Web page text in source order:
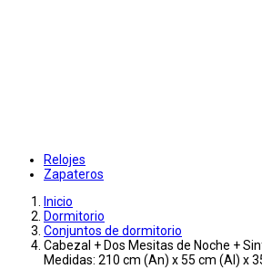
Relojes
Zapateros
Inicio
Dormitorio
Conjuntos de dormitorio
Cabezal + Dos Mesitas de Noche +
Medidas: 210 cm (An) x 55 cm (Al) x